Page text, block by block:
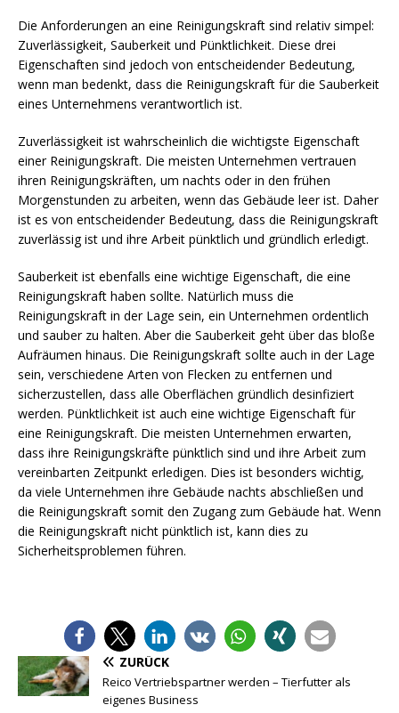
Die Anforderungen an eine Reinigungskraft sind relativ simpel:
Zuverlässigkeit, Sauberkeit und Pünktlichkeit. Diese drei
Eigenschaften sind jedoch von entscheidender Bedeutung,
wenn man bedenkt, dass die Reinigungskraft für die Sauberkeit
eines Unternehmens verantwortlich ist.
Zuverlässigkeit ist wahrscheinlich die wichtigste Eigenschaft
einer Reinigungskraft. Die meisten Unternehmen vertrauen
ihren Reinigungskräften, um nachts oder in den frühen
Morgenstunden zu arbeiten, wenn das Gebäude leer ist. Daher
ist es von entscheidender Bedeutung, dass die Reinigungskraft
zuverlässig ist und ihre Arbeit pünktlich und gründlich erledigt.
Sauberkeit ist ebenfalls eine wichtige Eigenschaft, die eine
Reinigungskraft haben sollte. Natürlich muss die
Reinigungskraft in der Lage sein, ein Unternehmen ordentlich
und sauber zu halten. Aber die Sauberkeit geht über das bloße
Aufräumen hinaus. Die Reinigungskraft sollte auch in der Lage
sein, verschiedene Arten von Flecken zu entfernen und
sicherzustellen, dass alle Oberflächen gründlich desinfiziert
werden. Pünktlichkeit ist auch eine wichtige Eigenschaft für
eine Reinigungskraft. Die meisten Unternehmen erwarten,
dass ihre Reinigungskräfte pünktlich sind und ihre Arbeit zum
vereinbarten Zeitpunkt erledigen. Dies ist besonders wichtig,
da viele Unternehmen ihre Gebäude nachts abschließen und
die Reinigungskraft somit den Zugang zum Gebäude hat. Wenn
die Reinigungskraft nicht pünktlich ist, kann dies zu
Sicherheitsproblemen führen.
ZURÜCK
Reico Vertriebspartner werden – Tierfutter als
eigenes Business